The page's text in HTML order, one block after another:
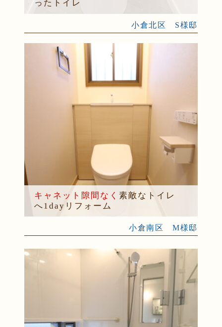
ったトイレ
小倉北区 S様邸
キャネット隙間なく 素敵なトイレ
へ1dayリフォーム
小倉南区 M様邸